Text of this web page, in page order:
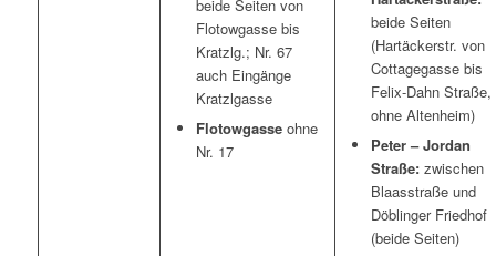
beide Seiten von
Flotowgasse bis
Kratzlg.; Nr. 67
auch Eingänge
Kratzlgasse
Flotowgasseohne
Nr. 17
beide Seiten
(Hartäckerstr. von
Cottagegasse bis
Felix-Dahn Straße,
ohne Altenheim)
Peter – Jordan
Straße:zwischen
Blaasstraße und
Döblinger Friedhof
(beide Seiten)